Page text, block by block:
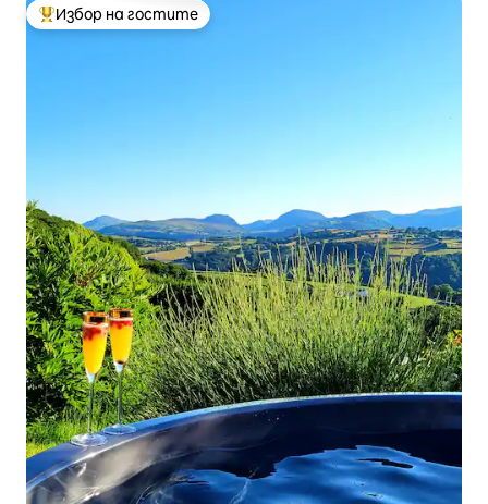
Най-популярен избор на гостите
Избор на гостите